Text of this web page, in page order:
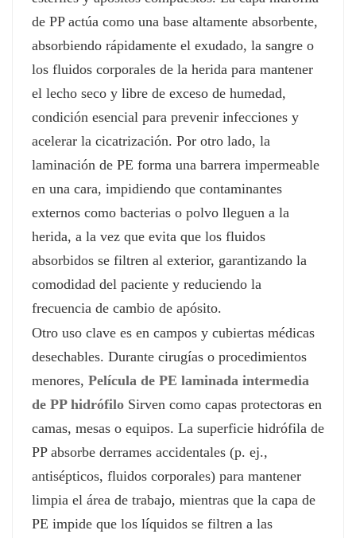
de PP actúa como una base altamente absorbente,
absorbiendo rápidamente el exudado, la sangre o
los fluidos corporales de la herida para mantener
el lecho seco y libre de exceso de humedad,
condición esencial para prevenir infecciones y
acelerar la cicatrización. Por otro lado, la
laminación de PE forma una barrera impermeable
en una cara, impidiendo que contaminantes
externos como bacterias o polvo lleguen a la
herida, a la vez que evita que los fluidos
absorbidos se filtren al exterior, garantizando la
comodidad del paciente y reduciendo la
frecuencia de cambio de apósito.
Otro uso clave es en campos y cubiertas médicas
desechables. Durante cirugías o procedimientos
menores, Película de PE laminada intermedia
de PP hidrófilo Sirven como capas protectoras en
camas, mesas o equipos. La superficie hidrófila de
PP absorbe derrames accidentales (p. ej.,
antisépticos, fluidos corporales) para mantener
limpia el área de trabajo, mientras que la capa de
PE impide que los líquidos se filtren a las